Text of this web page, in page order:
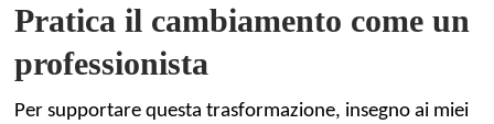
Pratica il cambiamento come un
professionista
Per supportare questa trasformazione, insegno ai miei